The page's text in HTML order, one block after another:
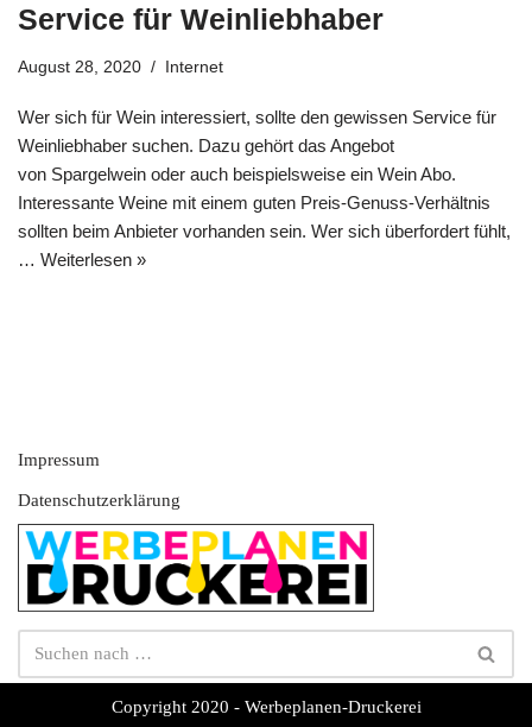
Service für Weinliebhaber
August 28, 2020 Internet
Wer sich für Wein interessiert, sollte den gewissen Service für
Weinliebhaber suchen. Dazu gehört das Angebot
von Spargelwein oder auch beispielsweise ein Wein Abo.
Interessante Weine mit einem guten Preis-Genuss-Verhältnis
sollten beim Anbieter vorhanden sein. Wer sich überfordert fühlt,
… Weiterlesen »
Impressum
Datenschutzerklärung
Copyright 2020 - Werbeplanen-Druckerei